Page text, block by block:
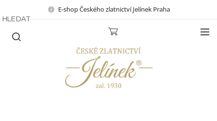
E-shop Českého zlatnictví Jelínek Praha
HLEDAT